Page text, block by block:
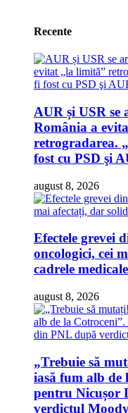
Recente
AUR și USR se
România a
retrogradarea.
fost cu PSD şi
august 8, 2026
Efectele grevei
oncologici, cei
cadrele medicale
august 8, 2026
„Trebuie să
iasă fum alb de
pentru Nicușor
verdictul